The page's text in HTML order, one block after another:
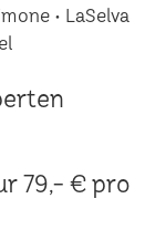
• LaSelva
79,- € pro